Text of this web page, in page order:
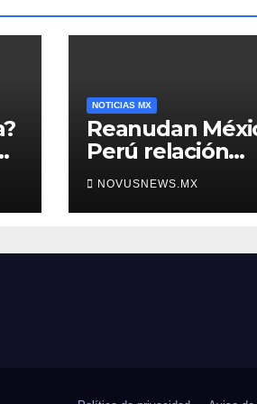
NOTICIAS MX
Reanudan
Perú relación
diplomática
NOVUSNEWS.MX